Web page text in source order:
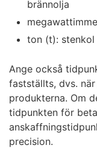
brännolja
ton (t): stenkol
Ange också
fastställts, dvs.
produkterna. Om
tidpunkten för
precision.